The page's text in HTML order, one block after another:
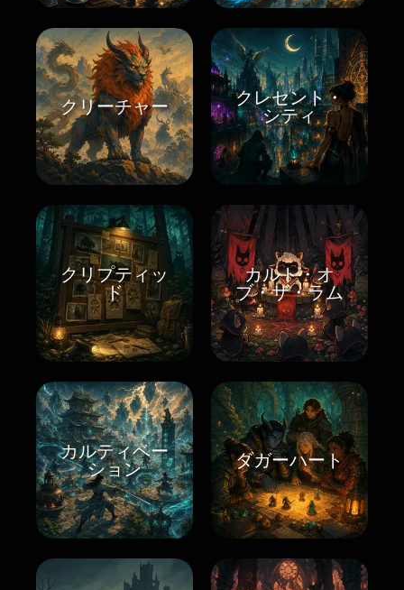
クリーチャー
クレセント・
シティ
クリプティッ
ド
カルト・オ
ブ・ザ・ラム
カルティベー
ション
ダガーハート